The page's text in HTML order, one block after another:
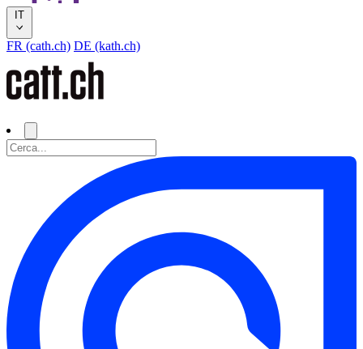
IT
FR (cath.ch) DE (kath.ch)